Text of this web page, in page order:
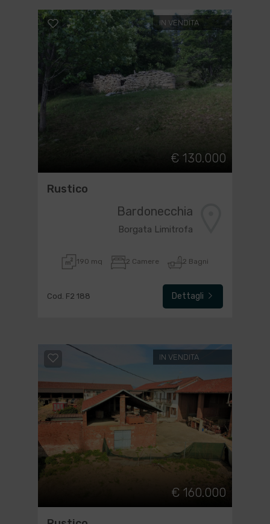
IN VENDITA
€ 130.000
Rustico
Bardonecchia
Borgata Limitrofa
190 mq 2 Camere 2 Bagni
Cod. F2 188 Dettagli
IN VENDITA
€ 160.000